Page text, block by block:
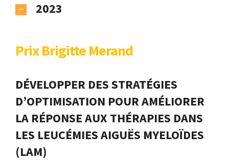
2023
Prix Brigitte Merand
DÉVELOPPER DES STRATÉGIES
D’OPTIMISATION POUR AMÉLIORER
LA RÉPONSE AUX THÉRAPIES DANS
LES LEUCÉMIES AIGUËS MYELOÏDES
(LAM)